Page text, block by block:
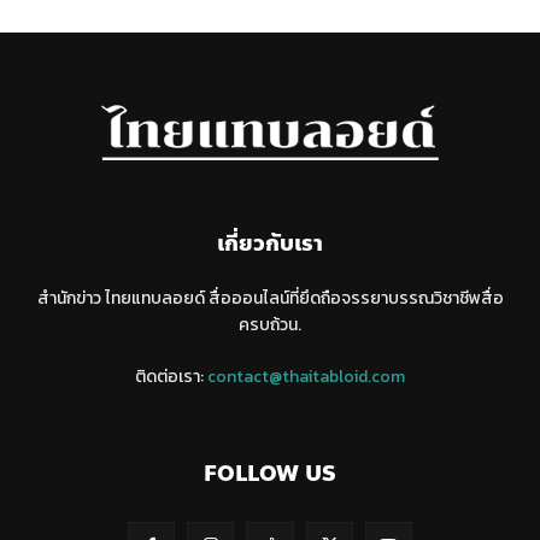
เกี่ยวกับเรา
สำนักข่าว ไทยแทบลอยด์ สื่อออนไลน์ที่ยึดถือจรรยาบรรณวิชาชีพสื่อ
ครบถ้วน.
ติดต่อเรา:contact@thaitabloid.com
FOLLOW US